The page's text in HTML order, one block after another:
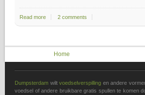
Read more about Koken met Afval: Trashy Treats in
2 comments
Home
Dumpsterdam wilt voedselverspilling en andere
voedsel of andere bruikbare gratis spullen te komen